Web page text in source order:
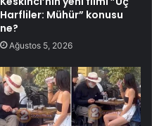
Harfliler: Mühür” konusu
ne?
Ağustos 5, 2026